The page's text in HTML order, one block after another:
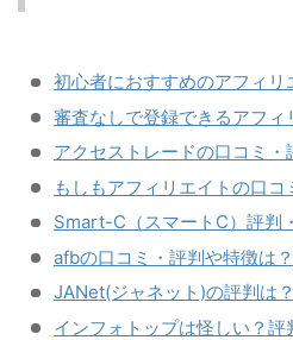
初心者におすすめのアフィリ
審査なしで登録できるアフィ
アクセストレードの口コミ・
もしもアフィリエイトの口コ
Smart-C（スマートC）評判
afbの口コミ・評判や特徴は？
JANet(ジャネット)の評判は
インフォトップは怪しい？